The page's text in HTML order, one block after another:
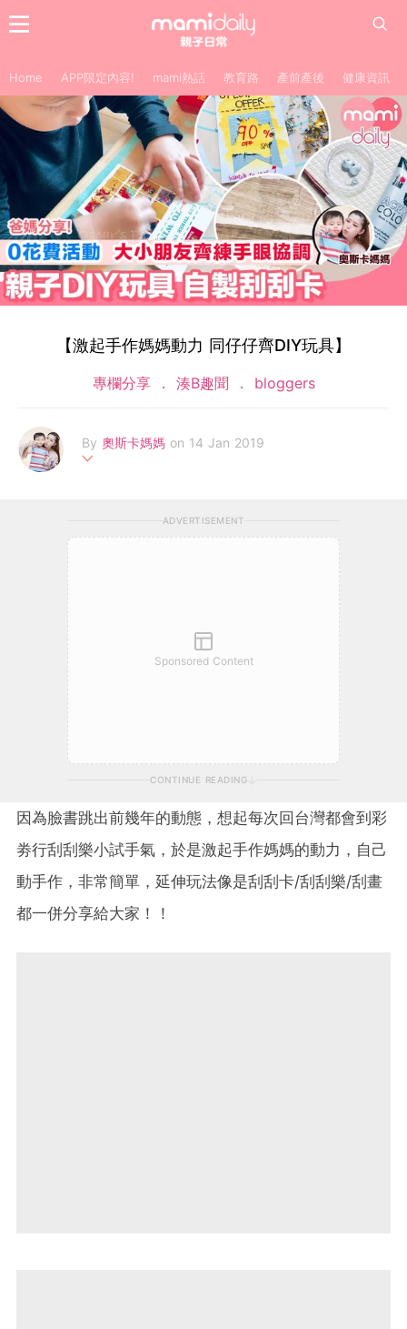
Home APP限定內容! mami熱話 教育路 產前產後 健康資訊
【激起手作媽媽動力 同仔仔齊DIY玩具】
專欄分享 湊B趣聞 bloggers
By 奧斯卡媽媽 on 14 Jan 2019
路上，一路真心分享育兒感想、教養心得、好物實評、親子DIY玩
具，以及實踐親子共讀的快樂育兒法，在相同的育兒關卡中挑戰不
同的思考，希望我真誠的文字和落實的行動中能幫助媽媽們消化了
挫折，撫平了憤怒，交流了經驗，分享了信念，一起做個快樂媽
Personal Blog: https://iamoscarbb.blogspot.hk/
FB專頁 :奧斯卡報報 https://www.facebook.com/pg/iamoscar
ADVERTISEMENT
Sponsored Content
CONTINUE READING
因為臉書跳出前幾年的動態，想起每次回台灣都會到彩
劵行刮刮樂小試手氣，於是激起手作媽媽的動力，自己
動手作，非常簡單，延伸玩法像是刮刮卡/刮刮樂/刮畫
都一併分享給大家！！